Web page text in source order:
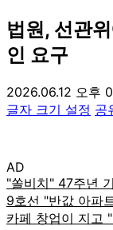
법원, 선관
인 요구
2026.06.12 오후
글자 크기 설정 공
AD